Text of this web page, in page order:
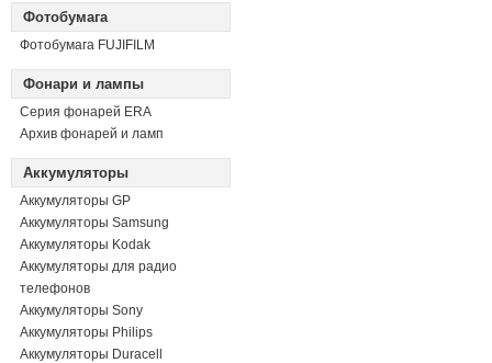
Фотобумага
Фотобумага FUJIFILM
Фонари и лампы
Серия фонарей ERA
Архив фонарей и ламп
Аккумуляторы
Аккумуляторы GP
Аккумуляторы Samsung
Аккумуляторы Kodak
Аккумуляторы для радио
телефонов
Аккумуляторы Sony
Аккумуляторы Philips
Аккумуляторы Duracell